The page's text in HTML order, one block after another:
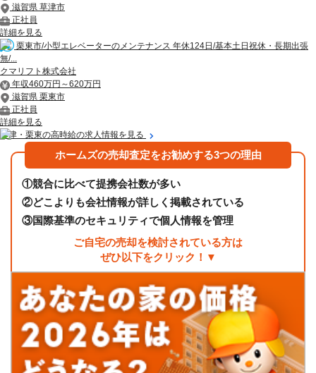
滋賀県 草津市
正社員
詳細を見る
栗東市/小型エレベーターのメンテナンス 年休124日/基本土日祝休・長期出張
無/...
クマリフト株式会社
年収460万円～620万円
滋賀県 栗東市
正社員
詳細を見る
草津・栗東の高時給の求人情報を見る
ホームズの売却査定をお勧めする3つの理由
①競合に比べて提携会社数が多い
②どこよりも会社情報が詳しく掲載されている
③国際基準のセキュリティで個人情報を管理
ご自宅の売却を検討されている方は
ぜひ以下をクリック！▼